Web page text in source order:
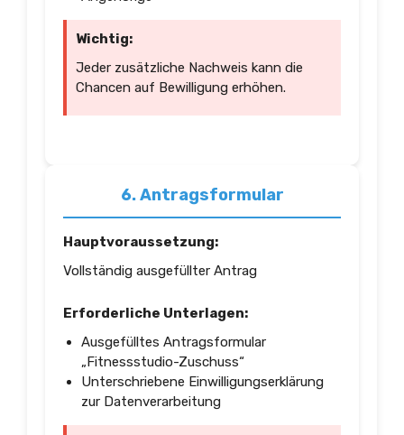
Wichtig:
Jeder zusätzliche Nachweis kann die
Chancen auf Bewilligung erhöhen.
6. Antragsformular
Hauptvoraussetzung:
Vollständig ausgefüllter Antrag
Erforderliche Unterlagen:
Ausgefülltes Antragsformular
„Fitnessstudio-Zuschuss“
Unterschriebene Einwilligungserklärung
zur Datenverarbeitung